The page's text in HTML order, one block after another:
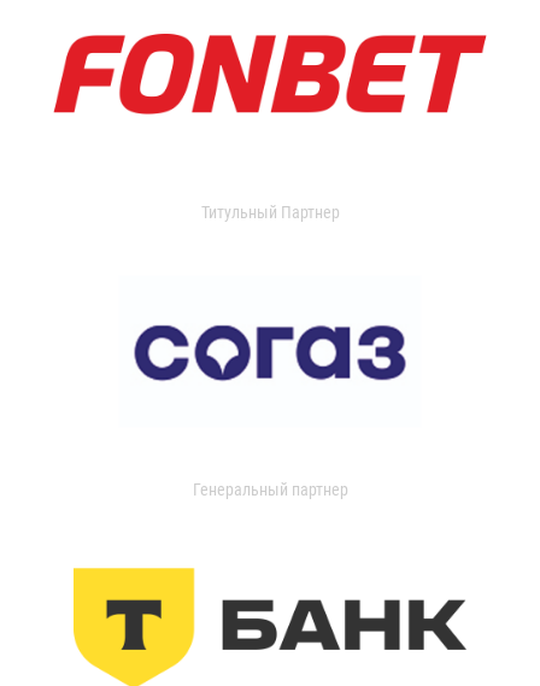
Титульный Партнер
Генеральный партнер